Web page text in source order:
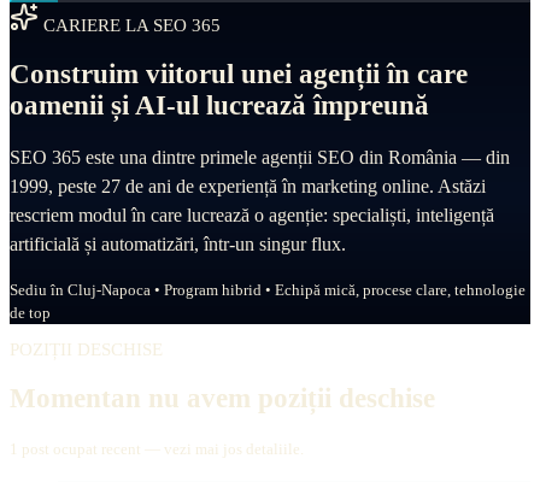
CARIERE LA SEO 365
Construim viitorul unei agenții în care
oamenii și AI-ul lucrează împreună
SEO 365 este una dintre primele agenții SEO din România — din
1999, peste 27 de ani de experiență în marketing online. Astăzi
rescriem modul în care lucrează o agenție: specialiști, inteligență
artificială și automatizări, într-un singur flux.
Sediu în Cluj-Napoca • Program hibrid • Echipă mică, procese clare, tehnologie
de top
POZIȚII DESCHISE
Momentan nu avem poziții deschise
1 post ocupat recent — vezi mai jos detaliile.